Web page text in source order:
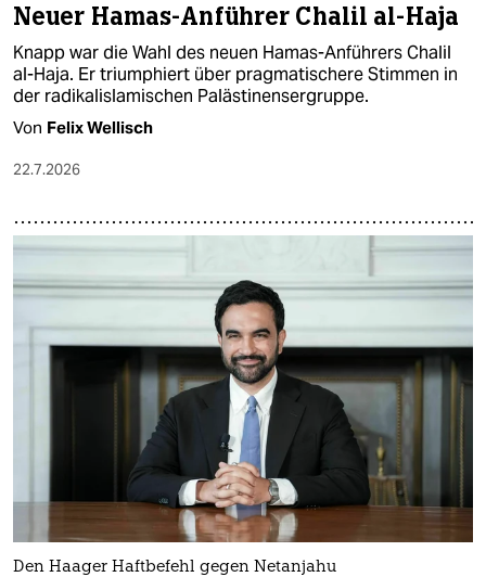
Neuer Hamas-Anführer Chalil al-Haja
Knapp war die Wahl des neuen Hamas-Anführers Chalil
al-Haja. Er triumphiert über pragmatischere Stimmen in
der radikalislamischen Palästinensergruppe.
Von Felix Wellisch
22.7.2026
Den Haager Haftbefehl gegen Netanjahu